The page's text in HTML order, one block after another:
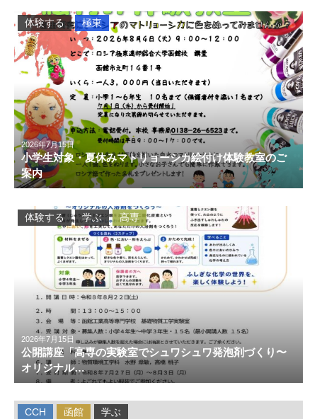
2026年7月15日
小学生対象・夏休みマトリョーシカ絵付け体験教室のご
案内
体験する 極東
2026年7月15日
公開講座「高専の実験室でシュワシュワ発泡剤づくり〜
オリジナル…
体験する 学ぶ 高専
CCH 函館 学ぶ